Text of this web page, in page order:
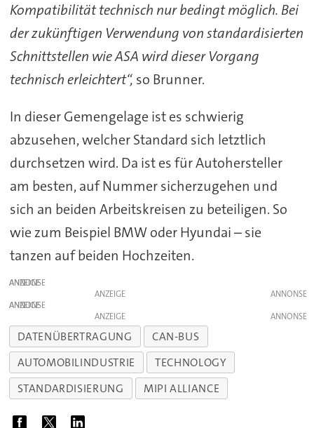
Kompatibilität technisch nur bedingt möglich. Bei
der zukünftigen Verwendung von standardisierten
Schnittstellen wie ASA wird dieser Vorgang
technisch erleichtert“, so Brunner.
In dieser Gemengelage ist es schwierig
abzusehen, welcher Standard sich letztlich
durchsetzen wird. Da ist es für Autohersteller
am besten, auf Nummer sicherzugehen und
sich an beiden Arbeitskreisen zu beteiligen. So
wie zum Beispiel BMW oder Hyundai – sie
tanzen auf beiden Hochzeiten.
ANZEIGE
ANZEIGE
ANZEIGE
ANZEIGE
DATENÜBERTRAGUNG
CAN-BUS
AUTOMOBILINDUSTRIE
TECHNOLOGY
STANDARDISIERUNG
MIPI ALLIANCE